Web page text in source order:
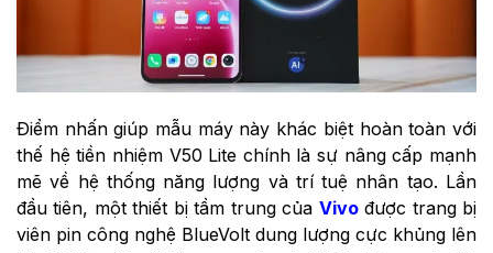
Điểm nhấn giúp mẫu máy này khác biệt hoàn toàn với
thế hệ tiền nhiệm V50 Lite chính là sự nâng cấp mạnh
mẽ về hệ thống năng lượng và trí tuệ nhân tạo. Lần
đầu tiên, một thiết bị tầm trung của Vivođược trang bị
viên pin công nghệ BlueVolt dung lượng cực khủng lên